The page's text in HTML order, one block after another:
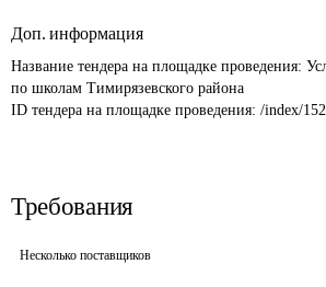
Доп. информация
Название тендера на площадке проведения:
по школам Тимирязевского района
ID тендера на площадке проведения: /index/
Требования
Несколько поставщиков